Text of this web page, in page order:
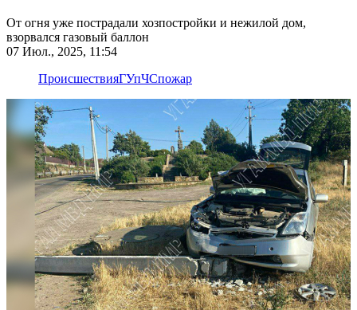
От огня уже пострадали хозпостройки и нежилой дом,
взорвался газовый баллон
07 Июл., 2025, 11:54
ПроисшествияГУпЧСпожар